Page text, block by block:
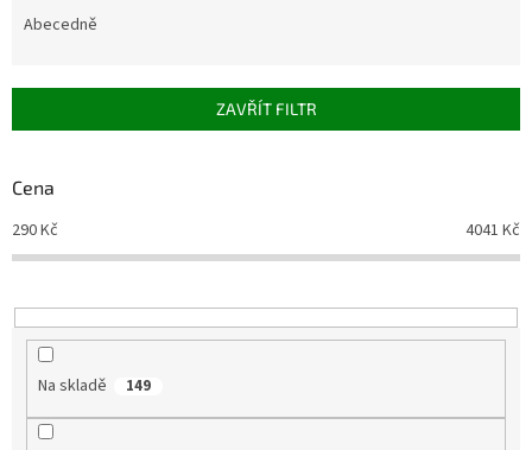
r
d
k
t
Abecedně
ZAVŘÍT FILTR
Cena
290Kč 4041 Kč
Na skladě 149